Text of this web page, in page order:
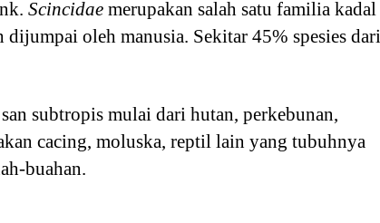
Scincidae merupakan salah satu familia kadal
oleh manusia. Sekitar 45% spesies dari
subtropis mulai dari hutan, perkebunan,
cacing, moluska, reptil lain yang tubuhnya
buahan.